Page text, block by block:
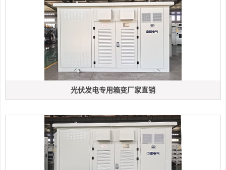
光伏发电专用箱变厂家直销